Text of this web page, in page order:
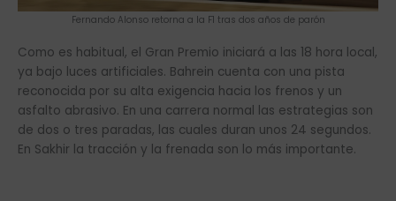
Fernando Alonso retorna a la F1 tras dos años de parón
Como es habitual, el Gran Premio iniciará a las 18 hora local,
ya bajo luces artificiales. Bahrein cuenta con una pista
reconocida por su alta exigencia hacia los frenos y un
asfalto abrasivo. En una carrera normal las estrategias son
de dos o tres paradas, las cuales duran unos 24 segundos.
En Sakhir la tracción y la frenada son lo más importante.